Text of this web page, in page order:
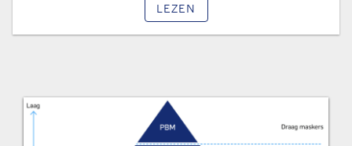
LEZEN